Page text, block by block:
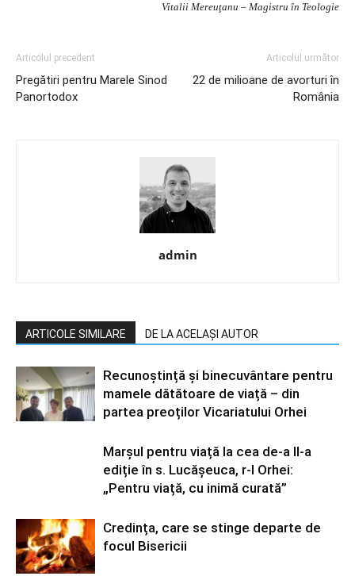
Vitalii Mereuţanu – Magistru în Teologie
Articolul precedent
Pregătiri pentru Marele Sinod
Panortodox
Articolul următor
22 de milioane de avorturi în
România
admin
ARTICOLE SIMILARE DE LA ACELAȘI AUTOR
Recunoștință și binecuvântare pentru
mamele dătătoare de viață – din
partea preoților Vicariatului Orhei
Marșul pentru viață la cea de-a II-a
ediție în s. Lucășeuca, r-l Orhei:
„Pentru viață, cu inimă curată”
Credința, care se stinge departe de
focul Bisericii